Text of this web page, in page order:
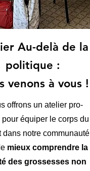
Au-delà de la
politique :
venons à vous !
offrons un atelier pro-
pour équiper le corps du
dans notre communauté
mieux comprendre la
des grossesses non